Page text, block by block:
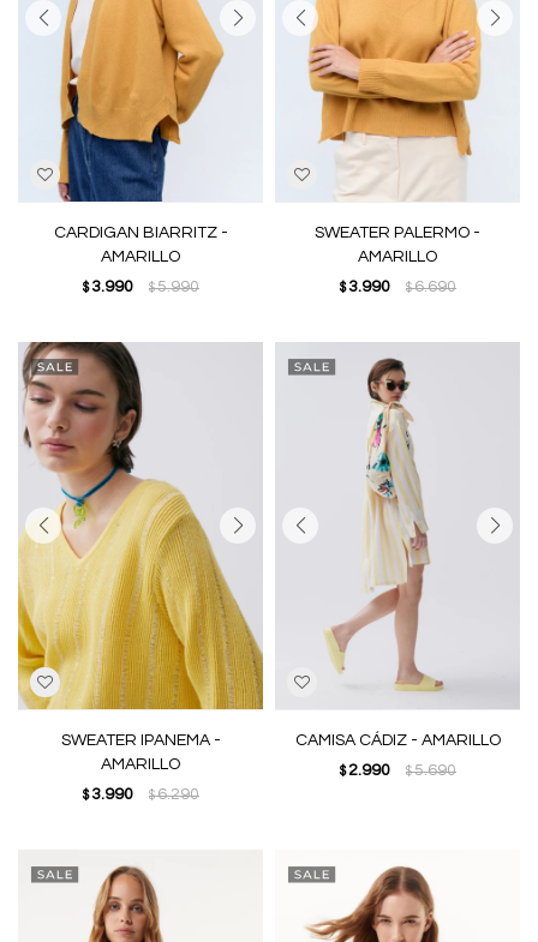
CARDIGAN BIARRITZ -
AMARILLO
$ 3.990 $5.990
SWEATER PALERMO -
AMARILLO
$ 3.990 $6.690
SWEATER IPANEMA -
AMARILLO
$ 3.990 $6.290
CAMISA CÁDIZ - AMARILLO
$ 2.990 $5.690